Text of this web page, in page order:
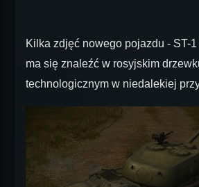
Kilka zdjęć nowego pojazdu - ST-
ma się znaleźć w rosyjskim
technologicznym w niedalekiej